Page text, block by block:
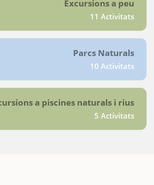
Excursions a peu
11 Activitats
Parcs Naturals
10 Activitats
a piscines naturals i rius
5 Activitats